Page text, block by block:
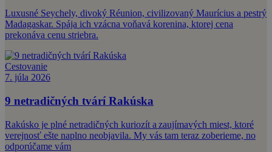
Luxusné Seychely, divoký Réunion, civilizovaný Maurícius a pestrý
Madagaskar. Spája ich vzácna voňavá korenina, ktorej cena
prekonáva cenu striebra.
Cestovanie
7. júla 2026
9 netradičných tvárí Rakúska
Rakúsko je plné netradičných kuriozít a zaujímavých miest, ktoré
verejnosť ešte naplno neobjavila. My vás tam teraz zoberieme, no
odporúčame vám